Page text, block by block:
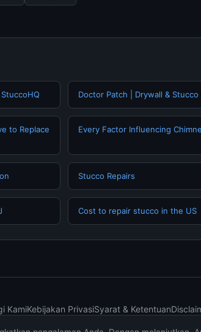
Doctor Patch | Drywall & Stucco
to Replace
Every Factor Influencing
Stucco Repairs
Cost to repair stucco in the US
KamiKebijakan PrivasiSyarat & Ketentuan